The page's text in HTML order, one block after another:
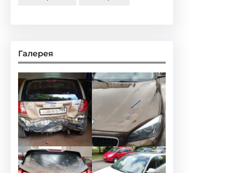
Галерея